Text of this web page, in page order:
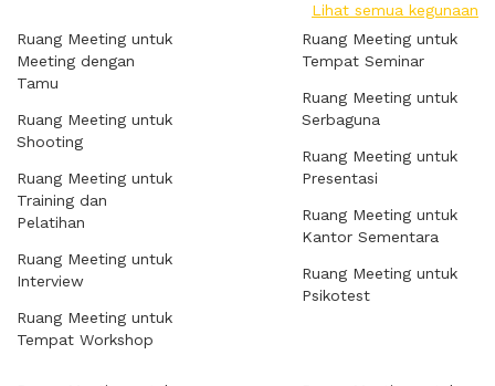
Lihat semua kegunaan
Ruang Meeting untuk
Meeting dengan
Tamu
Ruang Meeting untuk
Shooting
Ruang Meeting untuk
Training dan
Pelatihan
Ruang Meeting untuk
Interview
Ruang Meeting untuk
Tempat Workshop
Ruang Meeting untuk
Tempat Seminar
Ruang Meeting untuk
Serbaguna
Ruang Meeting untuk
Presentasi
Ruang Meeting untuk
Kantor Sementara
Ruang Meeting untuk
Psikotest